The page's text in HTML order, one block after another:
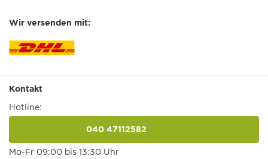
Wir versenden mit:
Kontakt
Hotline:
040 47112582
Mo-Fr 09:00 bis 13:30 Uhr